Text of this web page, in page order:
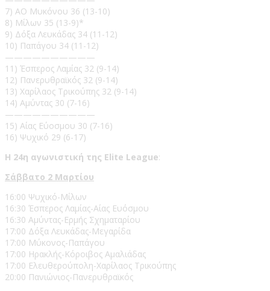
7) ΑΟ Μυκόνου 36 (13-10)
8) Μίλων 35 (13-9)*
9) Δόξα Λευκάδας 34 (11-12)
10) Παπάγου 34 (11-12)
——————————
11) Έσπερος Λαμίας 32 (9-14)
12) Πανερυθραϊκός 32 (9-14)
13) Χαρίλαος Τρικούπης 32 (9-14)
14) Αμύντας 30 (7-16)
——————————
15) Αίας Εύοσμου 30 (7-16)
16) Ψυχικό 29 (6-17)
Η 24η αγωνιστική της Elite League:
Σάββατο 2 Μαρτίου
16:00 Ψυχικό-Μίλων
16:30 Έσπερος Λαμίας-Αίας Ευόσμου
16:30 Αμύντας-Ερμής Σχηματαρίου
17:00 Δόξα Λευκάδας-Μεγαρίδα
17:00 Μύκονος-Παπάγου
17:00 Ηρακλής-Κόροιβος Αμαλιάδας
17:00 Ελευθερούπολη-Χαρίλαος Τρικούπης
20:00 Πανιώνιος-Πανερυθραϊκός